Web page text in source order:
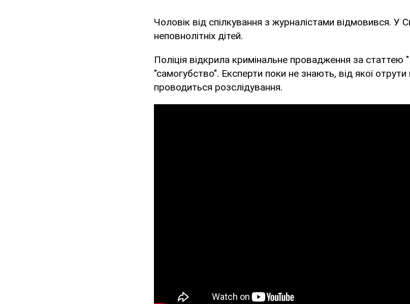
Чоловік від спілкування з журналістами відмовився. У
неповнолітніх дітей.
Поліція відкрила кримінальне провадження за
"самогубство". Експерти поки не знають, від якої
проводиться розслідування.